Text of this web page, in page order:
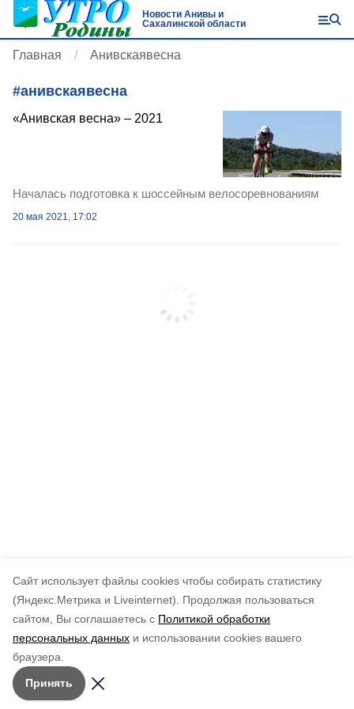
Cайт использует файлы cookies чтобы собирать статистику
(Яндекс.Метрика и Liveinternet).
Продолжая пользоваться
сайтом, Вы соглашаетесь с Политикой обработки
персональных данных и использовании cookies вашего
браузера.
Принять
Новости Анивы и
Сахалинской области
Главная Анивскаявесна
#анивскаявесна
«Анивская весна» – 2021
Началась подготовка к шоссейным велосоревнованиям
20 мая 2021, 17:02